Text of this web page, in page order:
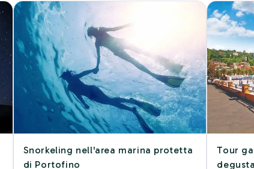
Snorkeling nell'area marina protetta
di Portofino
Tour